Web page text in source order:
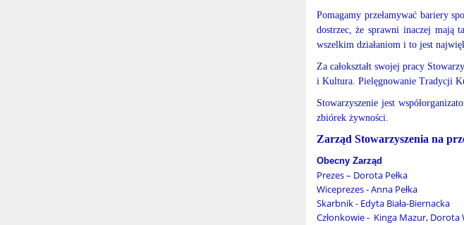
Pomagamy przełamywać bariery
dostrzec, że sprawni inaczej mają
wszelkim działaniom i to jest
Za całokształt swojej pracy
i Kultura. Pielęgnowanie Tradycji
Stowarzyszenie jest
zbiórek żywności.
Zarząd Stowarzyszenia na
Obecny Zarząd
Prezes – Dorota Pełka
Wiceprezes - Anna Pełka
Skarbnik - Edyta Biała-Biernacka
Członkowie - Kinga Mazur, Dorota